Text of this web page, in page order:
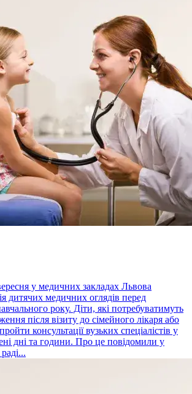
у медичних закладах Львова
дитячих медичних оглядів перед
року. Діти, які потребуватимуть
після візиту до сімейного лікаря або
консультації вузьких спеціалістів у
дні та години. Про це повідомили у